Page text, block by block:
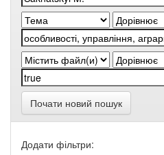
Почати новий пошук
Додати фільтри: